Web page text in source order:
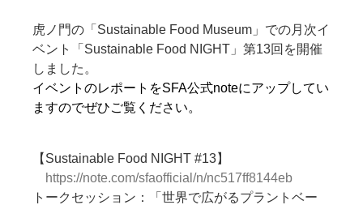
虎ノ門の「Sustainable Food Museum」での月次イ
ベント「Sustainable Food NIGHT」第13回を開催
しました。
イベントのレポートをSFA公式noteにアップしてい
ますのでぜひご覧ください。
【Sustainable Food NIGHT #13】
https://note.com/sfaofficial/n/nc517ff8144eb
トークセッション：「世界で広がるプラントベー